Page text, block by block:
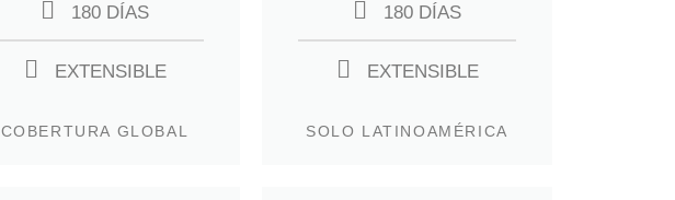
180 DÍAS
EXTENSIBLE
COBERTURA GLOBAL
180 DÍAS
EXTENSIBLE
SOLO LATINOAMÉRICA